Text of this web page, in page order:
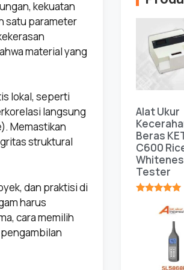
kekuatan
satu parameter
material yang
lokal, seperti
langsung
Memastikan
struktural
dan praktisi di
harus
cara memilih
Alat Ukur
Beras
C600
Tester